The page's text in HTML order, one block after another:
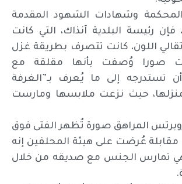
وشهادات الشهود المقدمة
فإن رئيسة البلدية آنذاك، التي كانت
اللون، كانت تتصرف بطريقة غزل
صورا وُصفت بأنها مقلقة مع
تستدرجه إلى ما يُعرف بـ”الغرفة
حيث نزعت ملابسها ومارست
المراهق صورة تُظهر الفتى فوق
مقابلة عُرضت على هيئة المحلفين إنه
تمارس الجنس مع صديقه من خلال